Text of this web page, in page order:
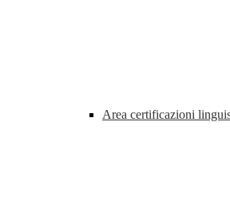
Area certificazioni